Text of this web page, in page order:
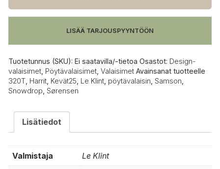
pöytävalaisin
määrä
LISÄÄ TARJOUSPYYNTÖÖN
Tuotetunnus (SKU): Ei saatavilla/-tietoa Osastot: Design-
valaisimet Pöytävalaisimet Valaisimet Avainsanat tuotteelle
320T Harrit Kevät25 Le Klint pöytävalaisin Samson
Snowdrop Sørensen
Lisätiedot
Valmistaja Le Klint